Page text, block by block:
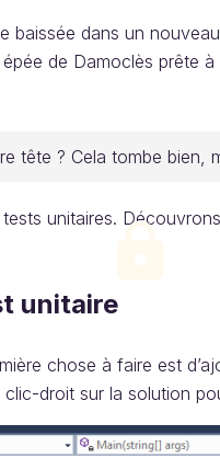
baissée dans un
de Damoclès prête
tête ? Cela tombe bien,
unitaires.
unitaire
chose à faire est
droit sur la solution